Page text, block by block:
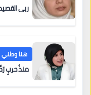
ربى
هنا وطني
منذُ حربٍ